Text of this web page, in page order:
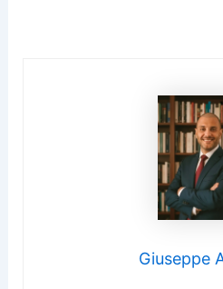
Giuseppe